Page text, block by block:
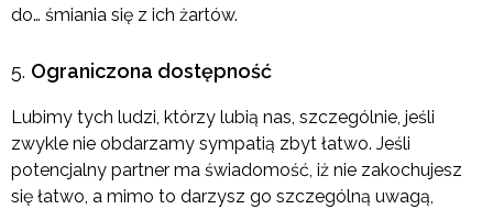
do… śmiania się z ich żartów.
Ograniczona dostępność
Lubimy tych ludzi, którzy lubią nas, szczególnie, jeśli
zwykle nie obdarzamy sympatią zbyt łatwo. Jeśli
potencjalny partner ma świadomość, iż nie zakochujesz
się łatwo, a mimo to darzysz go szczególną uwagą,